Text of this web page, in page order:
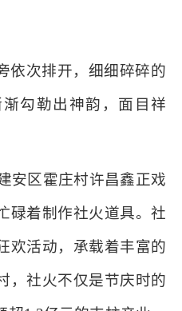
依次排开，细细碎碎的
勾勒出神韵，面目祥
安区霍庄村许昌鑫正戏
碌着制作社火道具。社
欢活动，承载着丰富的
，社火不仅是节庆时的